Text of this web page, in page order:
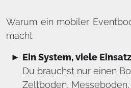
Warum ein mobiler
macht
Ein System, viele
Du brauchst nur einen
Zeltboden,